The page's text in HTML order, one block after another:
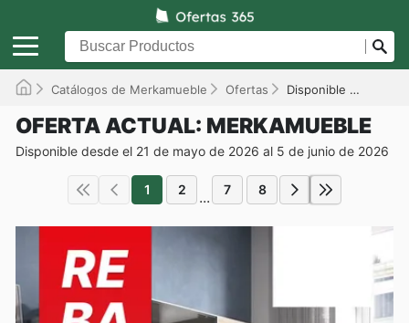
Catálogos de Merkamueble Ofertas Disponible hasta el 05/06/2026
OFERTA ACTUAL: MERKAMUEBLE
Disponible desde el 21 de mayo de 2026 al 5 de junio de 2026
1 2 ... 7 8